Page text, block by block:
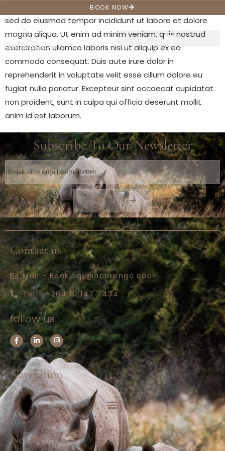
BOOK NOW
Lorem ipsum dolor sit amet, consectetur adipiscing elit,
sed do eiusmod tempor incididunt ut labore et dolore
magna aliqua. Ut enim ad minim veniam, quis nostrud
exercitation ullamco laboris nisi ut aliquip ex ea
commodo consequat. Duis aute irure dolor in
reprehenderit in voluptate velit esse cillum dolore eu
fugiat nulla pariatur. Excepteur sint occaecat cupidatat
non proident, sunt in culpa qui officia deserunt mollit
anim id est laborum.
Subscribe To Our Newsletter
SUBSCRIBE
Contact us
Mail - Bookings@ohorongo.eco
Tel - +264 81 147 7434
follow us
Navigation
About us
Accommodation
Plan a Trip
Newletter